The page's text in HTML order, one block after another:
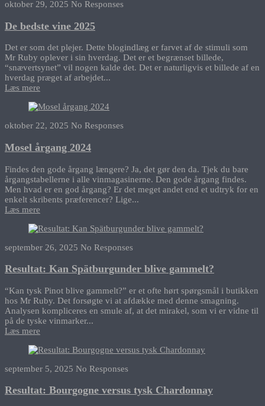
oktober 29, 2025 No Responses
De bedste vine 2025
Det er som det plejer. Dette blogindlæg er farvet af de stimuli som
Mr Ruby oplever i sin hverdag. Det er et begrænset billede,
“snævertsynet” vil nogen kalde det. Det er naturligvis et billede af en
hverdag præget af arbejdet...
Læs mere
oktober 22, 2025 No Responses
Mosel årgang 2024
Findes den gode årgang længere? Ja, det gør den da. Tjek du bare
årgangstabellerne i alle vinmagasinerne. Den gode årgang findes.
Men hvad er en god årgang? Er det meget andet end et udtryk for en
enkelt skribents præferencer? Lige...
Læs mere
september 26, 2025 No Responses
Resultat: Kan Spätburgunder blive gammelt?
“Kan tysk Pinot blive gammelt?” er et ofte hørt spørgsmål i butikken
hos Mr Ruby. Det forsøgte vi at afdække med denne smagning.
Analysen kompliceres en smule af, at det mirakel, som vi er vidne til
på de tyske vinmarker...
Læs mere
september 5, 2025 No Responses
Resultat: Bourgogne versus tysk Chardonnay